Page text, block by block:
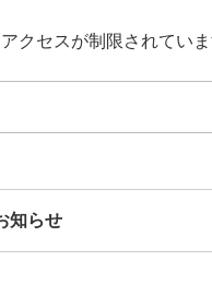
クセスが制限されてい
知らせ